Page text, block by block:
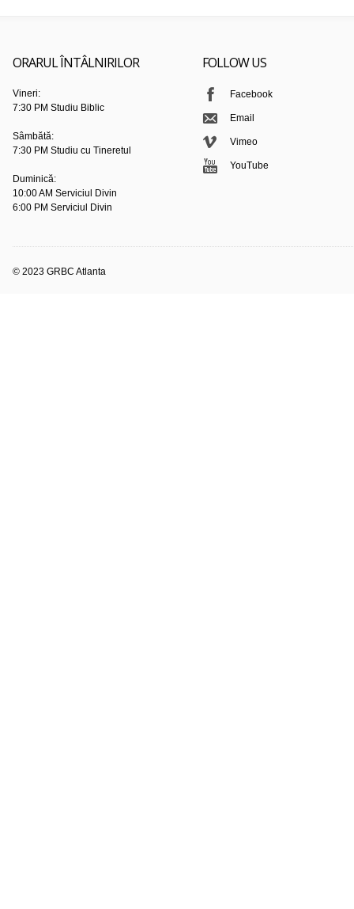
ORARUL ÎNTÂLNIRILOR
Vineri:
7:30 PM Studiu Biblic
Sâmbătă:
7:30 PM Studiu cu Tineretul
Duminică:
10:00 AM Serviciul Divin
6:00 PM Serviciul Divin
FOLLOW US
Facebook
Email
Vimeo
YouTube
© 2023 GRBC Atlanta